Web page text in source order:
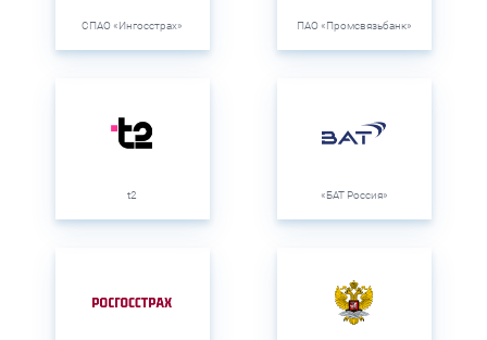
СПАО «Ингосстрах» ПАО «Промсвязьбанк»
t2 «БАТ Россия»